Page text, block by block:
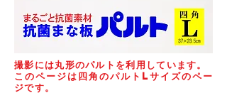
撮影には丸形のパルトを利用しています。
このページは四角のパルトLサイズのペー
ジです。